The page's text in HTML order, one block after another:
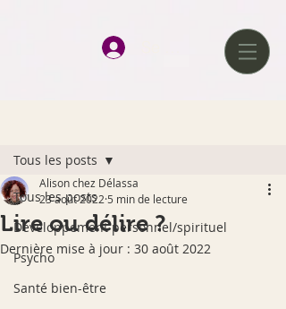
Se connecter
Tous les posts
Développement personnel/spirituel
Psycho
Santé bien-être
Tous les posts
Lire ou délire ?
Alison chez Délassa
23 août 2022 5 min de lecture
Dernière mise à jour : 30 août 2022